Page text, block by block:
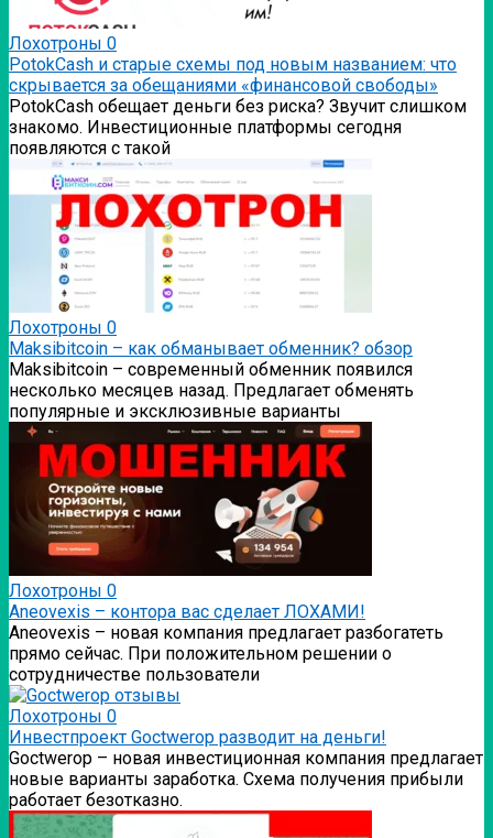
Лохотроны 0
PotokCash и старые схемы под новым названием: что
скрывается за обещаниями «финансовой свободы»
PotokCash обещает деньги без риска? Звучит слишком
знакомо. Инвестиционные платформы сегодня
появляются с такой
Лохотроны 0
Мaksibitcoin – как обманывает обменник? обзор
Мaksibitcoin – современный обменник появился
несколько месяцев назад. Предлагает обменять
популярные и эксклюзивные варианты
Лохотроны 0
Аneovexis – контора вас сделает ЛОХАМИ!
Аneovexis – новая компания предлагает разбогатеть
прямо сейчас. При положительном решении о
сотрудничестве пользователи
Лохотроны 0
Инвестпроект Goctwerop разводит на деньги!
Goctwerop – новая инвестиционная компания предлагает
новые варианты заработка. Схема получения прибыли
работает безотказно.